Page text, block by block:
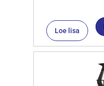
Loe lisa